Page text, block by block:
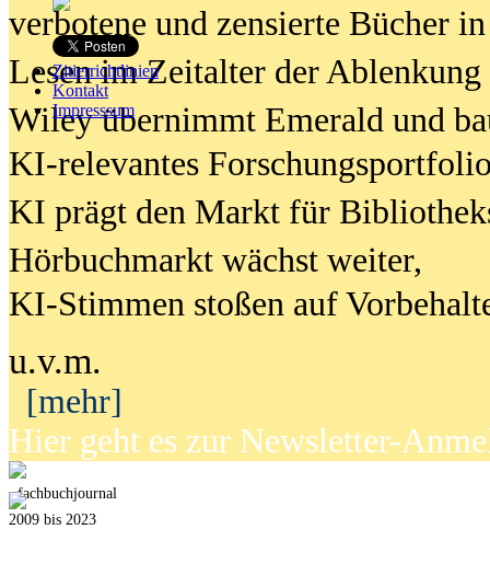
Zitierrichtlinien
Kontakt
Impresssum
verbotene und zensierte Bücher
Lesen im Zeitalter der Ablenkung
Wiley übernimmt Emerald und
KI-relevantes
KI prägt den Markt für
Hörbuchmarkt wächst weiter,
KI-Stimmen stoßen auf
u.v.m.
[mehr]
Hier geht es zur Newsletter-
fachbuchjournal
2009 bis 2023